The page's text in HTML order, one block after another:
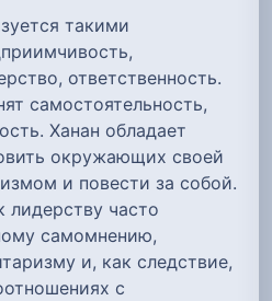
такими
ответственность.
самостоятельность,
Ханан обладает
окружающих своей
и повести за собой.
лидерству часто
самомнению,
и, как следствие,
с